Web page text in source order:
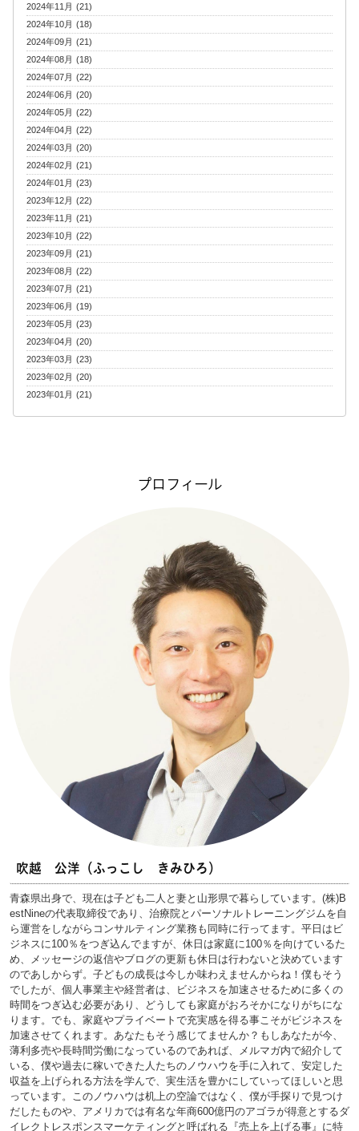
2024年11月 (21)
2024年10月 (18)
2024年09月 (21)
2024年08月 (18)
2024年07月 (22)
2024年06月 (20)
2024年05月 (22)
2024年04月 (22)
2024年03月 (20)
2024年02月 (21)
2024年01月 (23)
2023年12月 (22)
2023年11月 (21)
2023年10月 (22)
2023年09月 (21)
2023年08月 (22)
2023年07月 (21)
2023年06月 (19)
2023年05月 (23)
2023年04月 (20)
2023年03月 (23)
2023年02月 (20)
2023年01月 (21)
プロフィール
吹越 公洋（ふっこし きみひろ）
青森県出身で、現在は子ども二人と妻と山形県で暮らしています。(株)B
estNineの代表取締役であり、治療院とパーソナルトレーニングジムを自
ら運営をしながらコンサルティング業務も同時に行ってます。平日はビ
ジネスに100％をつぎ込んでますが、休日は家庭に100％を向けているた
め、メッセージの返信やブログの更新も休日は行わないと決めています
のであしからず。子どもの成長は今しか味わえませんからね！僕もそう
でしたが、個人事業主や経営者は、ビジネスを加速させるために多くの
時間をつぎ込む必要があり、どうしても家庭がおろそかになりがちにな
ります。でも、家庭やプライベートで充実感を得る事こそがビジネスを
加速させてくれます。あなたもそう感じてませんか？もしあなたが今、
薄利多売や長時間労働になっているのであれば、メルマガ内で紹介して
いる、僕や過去に稼いできた人たちのノウハウを手に入れて、安定した
収益を上げられる方法を学んで、実生活を豊かにしていってほしいと思
っています。このノウハウは机上の空論ではなく、僕が手探りで見つけ
だしたものや、アメリカでは有名な年商600億円のアゴラが得意とするダ
イレクトレスポンスマーケティングと呼ばれる『売上を上げる事』に特